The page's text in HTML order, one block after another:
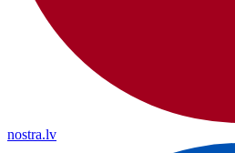
nostra.lv